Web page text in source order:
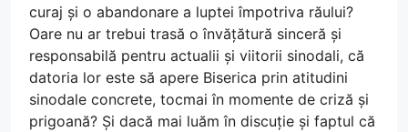
curaj și o abandonare a luptei împotriva răului?
Oare nu ar trebui trasă o învățătură sinceră și
responsabilă pentru actualii și viitorii sinodali, că
datoria lor este să apere Biserica prin atitudini
sinodale concrete, tocmai în momente de criză și
prigoană? Și dacă mai luăm în discuție și faptul că